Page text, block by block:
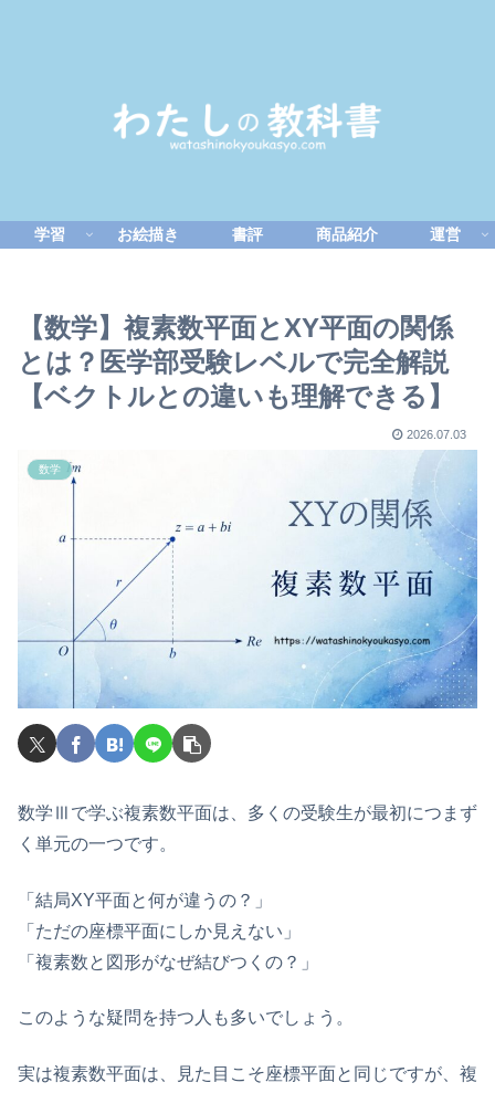
学習 お絵描き 書評 商品紹介 運営
【数学】複素数平面とXY平面の関係
とは？医学部受験レベルで完全解説
【ベクトルとの違いも理解できる】
2026.07.03
数学
数学Ⅲで学ぶ複素数平面は、多くの受験生が最初につまず
く単元の一つです。
「結局XY平面と何が違うの？」
「ただの座標平面にしか見えない」
「複素数と図形がなぜ結びつくの？」
このような疑問を持つ人も多いでしょう。
実は複素数平面は、見た目こそ座標平面と同じですが、複